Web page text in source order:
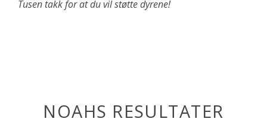
Tusen takk for at du vil støtte dyrene!
NOAHS RESULTATER